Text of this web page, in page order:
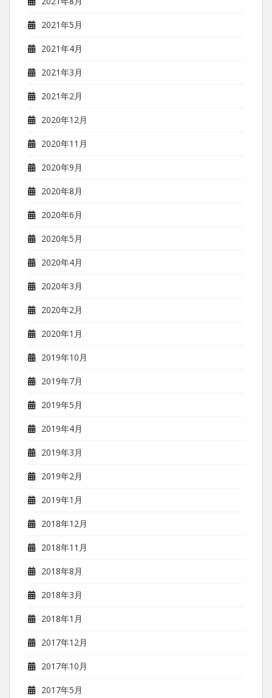
2021年5月
2021年4月
2021年3月
2021年2月
2020年12月
2020年11月
2020年9月
2020年8月
2020年6月
2020年5月
2020年4月
2020年3月
2020年2月
2020年1月
2019年10月
2019年7月
2019年5月
2019年4月
2019年3月
2019年2月
2019年1月
2018年12月
2018年11月
2018年8月
2018年3月
2018年1月
2017年12月
2017年10月
2017年5月